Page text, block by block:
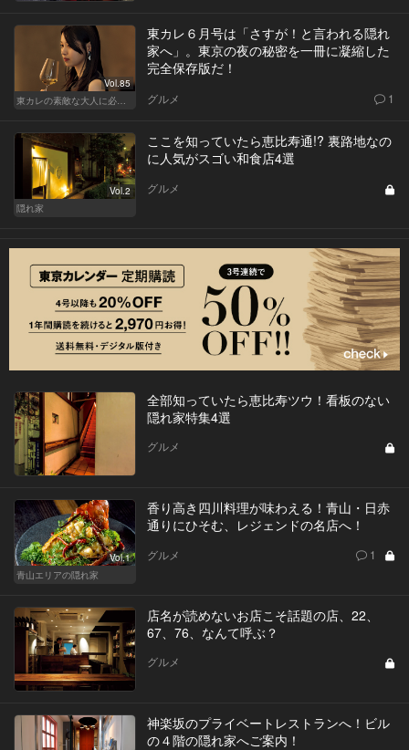
Vol.85
東カレの素敵な大人に必要なこと
東カレ６月号は「さすが！と言われる隠れ
家へ」。東京の夜の秘密を一冊に凝縮した
完全保存版だ！
グルメ 1
Vol.2
隠れ家
ここを知っていたら恵比寿通!? 裏路地なの
に人気がスゴい和食店4選
グルメ
全部知っていたら恵比寿ツウ！看板のない
隠れ家特集4選
グルメ
Vol.1
青山エリアの隠れ家
香り高き四川料理が味わえる！青山・日赤
通りにひそむ、レジェンドの名店へ！
グルメ 1
店名が読めないお店こそ話題の店、22、
67、76、なんて呼ぶ？
グルメ
神楽坂のプライベートレストランへ！ビル
の４階の隠れ家へご案内！